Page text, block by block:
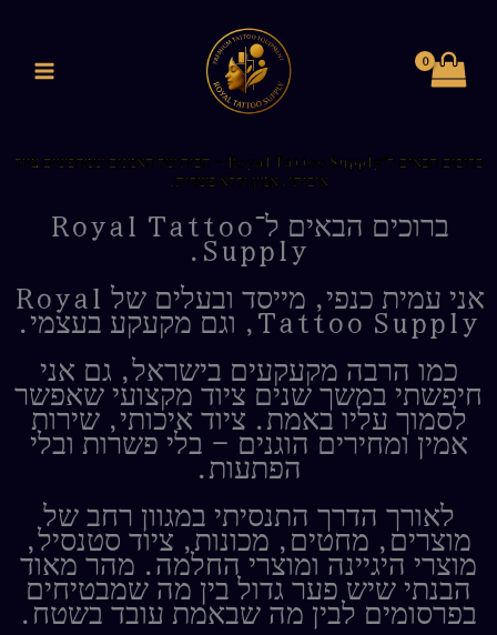
ברוכים הבאים ל־Royal Tattoo Supply – הבית של האמנים שמחפשים ציוד
איכותי, אמין וללא פשרות.
ברוכים הבאים ל־Royal Tattoo
Supply.
אני עמית כנפי, מייסד ובעלים של Royal
Tattoo Supply, וגם מקעקע בעצמי.
כמו הרבה מקעקעים בישראל, גם אני
חיפשתי במשך שנים ציוד מקצועי שאפשר
לסמוך עליו באמת. ציוד איכותי, שירות
אמין ומחירים הוגנים – בלי פשרות ובלי
הפתעות.
לאורך הדרך התנסיתי במגוון רחב של
מוצרים, מחטים, מכונות, ציוד סטנסיל,
מוצרי היגיינה ומוצרי החלמה. מהר מאוד
הבנתי שיש פער גדול בין מה שמבטיחים
בפרסומים לבין מה שבאמת עובד בשטח.